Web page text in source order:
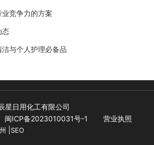
竞争力的方案
态
与个人护理必备品
日用化工有限公司
闽ICP备2023010031号-1
营业执照
SEO